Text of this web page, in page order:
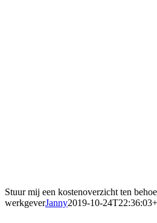
Stuur mij een kostenoverzicht ten
werkgeverJanny2019-10-